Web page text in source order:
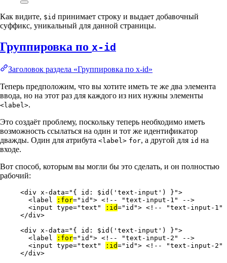
Как видите, $id принимает строку и выдает добавочный
суффикс, уникальный для данной страницы.
Группировка по x-id
Заголовок раздела «Группировка по x-id»
Теперь предположим, что вы хотите иметь те же два элемента
ввода, но на этот раз для каждого из них нужны элементы
<label>.
Это создаёт проблему, поскольку теперь необходимо иметь
возможность ссылаться на один и тот же идентификатор
дважды. Один для атрибута <label> for, а другой для id на
входе.
Вот способ, которым вы могли бы это сделать, и он полностью
рабочий:
<div x-data=" { id: $id('text-input') } ">
<label :for=" id "> <!-- "text-input-1" -->
<input type="text " :id=" id "> <!-- "text-input-1"
</div>
<div x-data=" { id: $id('text-input') } ">
<label :for=" id "> <!-- "text-input-2" -->
<input type="text " :id=" id "> <!-- "text-input-2"
</div>